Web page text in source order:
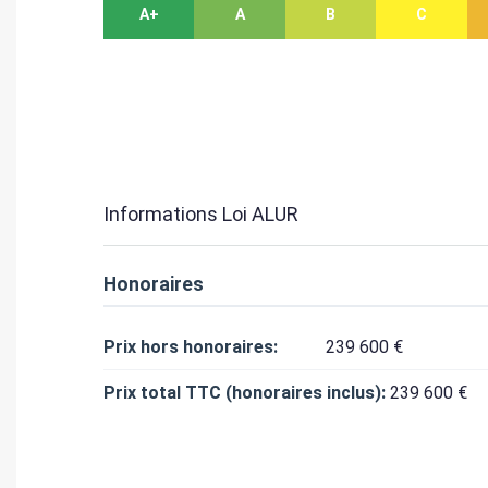
A+ A B C
Informations Loi ALUR
Honoraires
Prix hors honoraires: 239 600 €
Prix total TTC (honoraires inclus): 239 600 €